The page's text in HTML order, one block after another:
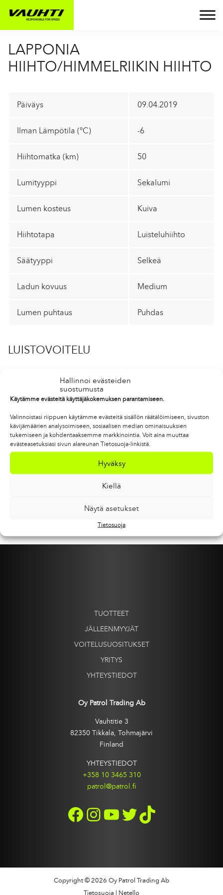
Hallinnoi evästeiden
suostumusta
Käytämme evästeitä käyttäjäkokemuksen parantamiseen.
Valinnoistasi riippuen käytämme evästeitä sisällön räätälöimiseen, sivuston
kävijämäärien analysoimiseen, sosiaalisen median ominaisuuksien
tukemiseen ja kohdentaaksemme markkinointia. Voit aina muuttaa
evästeasetuksiasi sivun alareunan Tietosuoja-linkistä.
Hyväksy
Kiellä
Näytä asetukset
Tietosuoja
LAPPONIA
HIIHTO/HIMMELRIIKIN HIIHTO
Päiväys 09.04.2019
Ilman Lämpötila (°C) -6
Hiihtomatka (km) 50
Lumityyppi Sekalumi
Lumen kosteus Kuiva
Hiihtotapa Luisteluhiihto
Säätyyppi Selkeä
Ladun kovuus Medium
Lumen puhtaus Puhdas
LUISTOVOITELU
LFrace Polar vaha
UF LDR vaha
FC MID pulveri
PITOVOITELU
TUOTTEET
JÄLLEENMYYJÄT
VOITELUSUOSITUKSET
YRITYS
YHTEYSTIEDOT
Oy Patrol Trading Ab
Vauhtitie 3
82350 Tikkala, Tohmajärvi
Finland
YHTEYSTIEDOT
+358 10 3465 310
patrol@patrol.fi
FACEBOOK
INSTAGRAM
YOUTUBE
TWITTER
TIKTOK
Copyright © 2026 Oy Patrol Trading Ab
Tietosuoja | Netello